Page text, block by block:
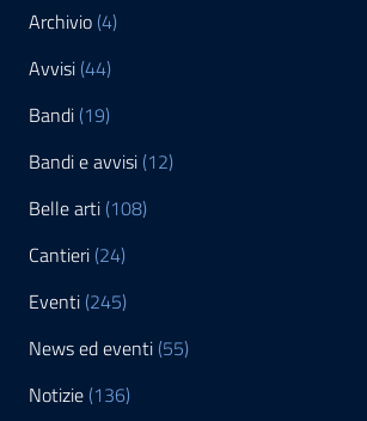
Archivio (4)
Avvisi (44)
Bandi (19)
Bandi e avvisi (12)
Belle arti (108)
Cantieri (24)
Eventi (245)
News ed eventi (55)
Notizie (136)